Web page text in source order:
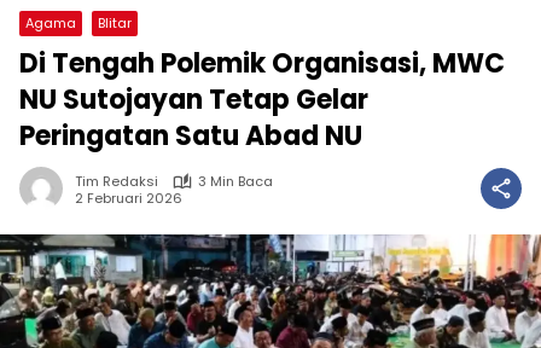
Agama Blitar
Di Tengah Polemik Organisasi, MWC
NU Sutojayan Tetap Gelar
Peringatan Satu Abad NU
Tim Redaksi
3 Min Baca
2 Februari 2026